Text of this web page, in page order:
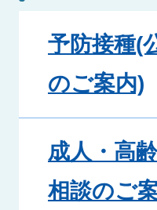
予防接種(
のご案内)
成人・高
相談のご